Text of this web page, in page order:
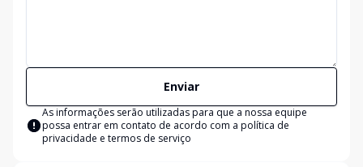
Enviar
As informações serão utilizadas para que a nossa equipe
possa entrar em contato de acordo com a política de
privacidade e termos de serviço